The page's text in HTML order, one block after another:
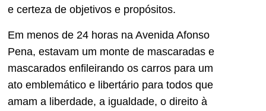
e certeza de objetivos e propósitos.
Em menos de 24 horas na Avenida Afonso
Pena, estavam um monte de mascaradas e
mascarados enfileirando os carros para um
ato emblemático e libertário para todos que
amam a liberdade, a igualdade, o direito à